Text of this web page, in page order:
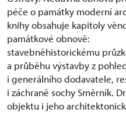
péče o památky moderní
knihy obsahuje kapitoly
památkové obnově:
stavebněhistorickému
a průběhu výstavby z
i generálního dodavatele,
i záchraně sochy Směrník.
objektu i jeho